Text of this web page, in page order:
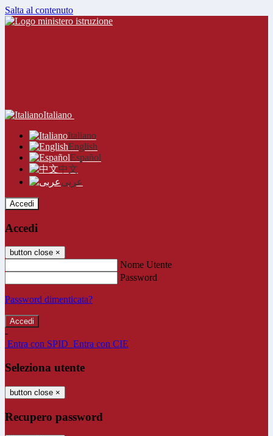
Salta al contenuto
Italiano
Italiano
English
Español
中文
عربى
Accedi
Accedi
button close ×
Nome Utente
Password
Password dimenticata?
-
Entra con SPID Entra con CIE
Seleziona utente
button close ×
Recupero password